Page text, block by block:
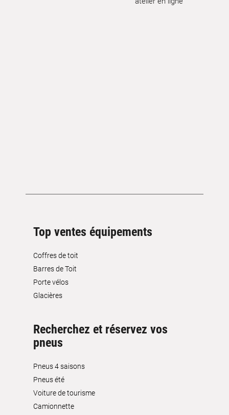
Top ventes équipements
Coffres de toit
Barres de Toit
Porte vélos
Glacières
Recherchez et réservez vos
pneus
Pneus 4 saisons
Pneus été
Voiture de tourisme
Camionnette